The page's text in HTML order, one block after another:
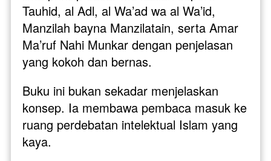
Tauhid, al Adl, al Wa’ad wa al Wa’id,
Manzilah bayna Manzilatain, serta Amar
Ma’ruf Nahi Munkar dengan penjelasan
yang kokoh dan bernas.
Buku ini bukan sekadar menjelaskan
konsep. Ia membawa pembaca masuk ke
ruang perdebatan intelektual Islam yang
kaya.